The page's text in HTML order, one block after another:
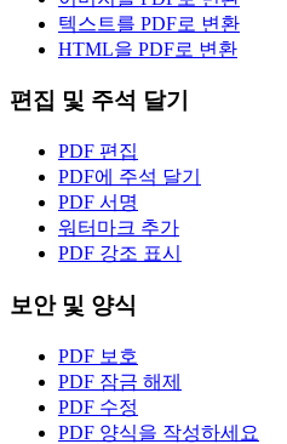
텍스트를 PDF로 변환
HTML을 PDF로 변환
편집 및 주석 달기
PDF 편집
PDF에 주석 달기
PDF 서명
워터마크 추가
PDF 강조 표시
보안 및 양식
PDF 보호
PDF 잠금 해제
PDF 수정
PDF 양식을 작성하세요